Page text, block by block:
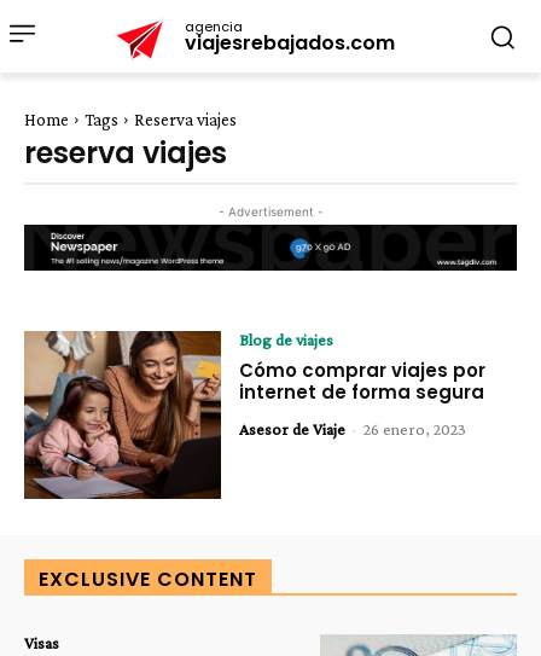
agencia
viajesrebajados.com
Home Tags Reserva viajes
reserva viajes
- Advertisement -
Blog de viajes
Cómo comprar viajes por
internet de forma segura
Asesor de Viaje - 26 enero, 2023
EXCLUSIVE CONTENT
Visas